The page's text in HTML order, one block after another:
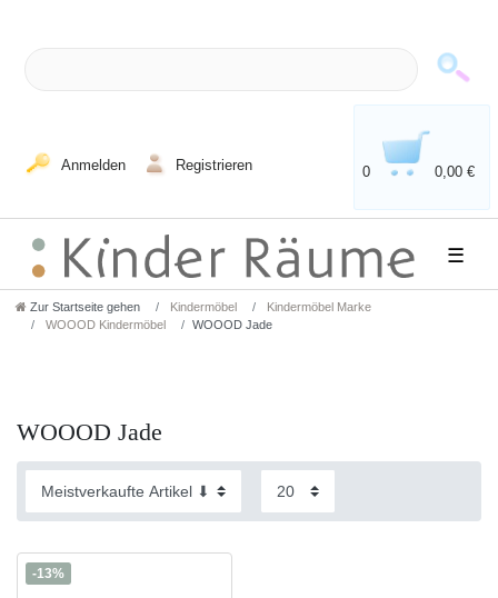
Anmelden Registrieren 0 0,00 €
☰
Zur Startseite gehen Kindermöbel
Kindermöbel Marke
WOOOD Kindermöbel
WOOOD Jade
WOOOD Jade
-13%